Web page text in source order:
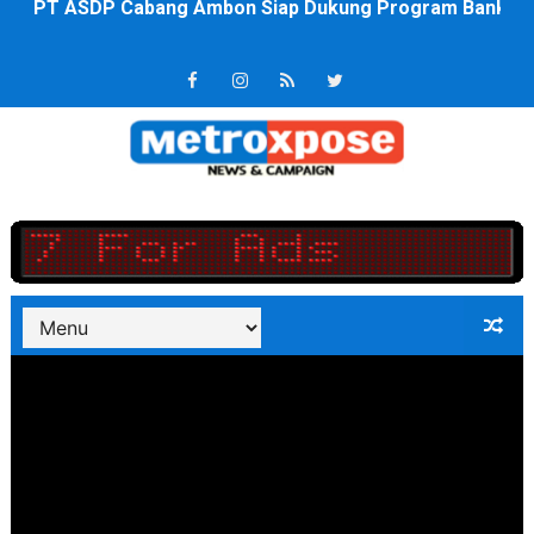
4 Dokter Asal Nias Barat Lulus PPDS di FK USU,
OKU Timur Jalin Komunikasi ke semua Stackholder
Unggul 3 Gol Kesebelasan MKRE FC Raih Tiket
Jelang HUT RI ke 81Turnamen Olah Anak Muda Kota
Bobby Nasution Fokus Infrastruktur Daerah saat